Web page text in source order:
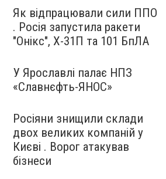
Як відпрацювали сили ППО
. Росія запустила ракети
"Онікс", Х-31П та 101 БпЛА
У Ярославлі палає НПЗ
«Славнєфть-ЯНОС»
Росіяни знищили склади
двох великих компаній у
Києві . Ворог атакував
бізнеси